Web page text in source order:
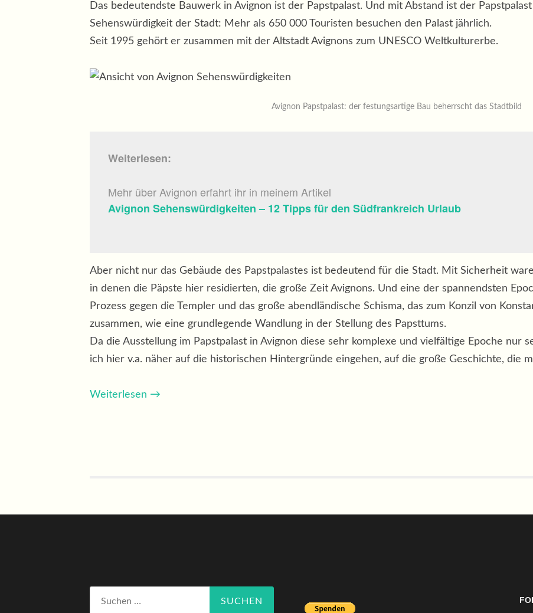
Das bedeutendste Bauwerk in Avignon ist der Papstpalast. Und mit Abstand ist der
Sehenswürdigkeit der Stadt: Mehr als 650 000 Touristen besuchen den Palast jährlich.
Seit 1995 gehört er zusammen mit der Altstadt Avignons zum UNESCO Weltkulturerbe.
Avignon Papstpalast: der festungsartige Bau beherrscht das Stadtbild
Weiterlesen:
Mehr über Avignon erfahrt ihr in meinem Artikel
Avignon Sehenswürdigkeiten – 12 Tipps für den Südfrankreich Urlaub
Aber nicht nur das Gebäude des Papstpalastes ist bedeutend für die Stadt. Mit Sicherheit
in denen die Päpste hier residierten, die große Zeit Avignons. Und eine der spannendsten
Prozess gegen die Templer und das große abendländische Schisma, das zum Konzil von
zusammen, wie eine grundlegende Wandlung in der Stellung des Papsttums.
Da die Ausstellung im Papstpalast in Avignon diese sehr komplexe und vielfältige Epoche nur
ich hier v.a. näher auf die historischen Hintergründe eingehen, auf die große Geschichte, die
Weiterlesen →